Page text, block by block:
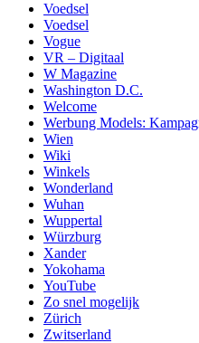
Voedsel
Voedsel
Vogue
VR – Digitaal
W Magazine
Washington D.C.
Welcome
Werbung Models:
Wien
Wiki
Winkels
Wonderland
Wuhan
Wuppertal
Würzburg
Xander
Yokohama
YouTube
Zo snel mogelijk
Zürich
Zwitserland